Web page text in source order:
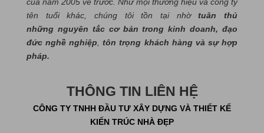
của năm 2005 về trước. Như mọi thương hiệu và công ty
tên tuổi khác, chúng tôi tồn tại nhờtuân thủ
những nguyên tắc cơ bản trong kinh doanh, đạo
đức nghề nghiệp ,tôn trọng khách hàng và sự hợp
pháp.
THÔNG TIN LIÊN HỆ
CÔNG TY TNHH ĐẦU TƯ XÂY DỰNG VÀ THIẾT KẾ
KIẾN TRÚC NHÀ ĐẸP